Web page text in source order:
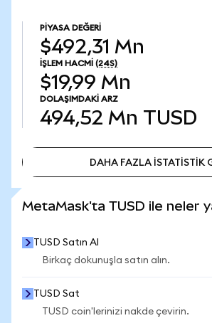
PIYASA DEĞERI
$492,31 Mn
İŞLEM HACMI (24S)
$19,99 Mn
DOLAŞIMDAKI ARZ
494,52 Mn TUSD
DAHA FAZLA İSTATİSTİK
MetaMask'ta TUSD ile neler
TUSD Satın Al
Birkaç dokunuşla satın alın.
TUSD Sat
TUSD coin'lerinizi nakde çevirin.